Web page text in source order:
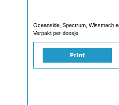
Oceanside, Spectrum, Wissmach
Verpakt per doosje.